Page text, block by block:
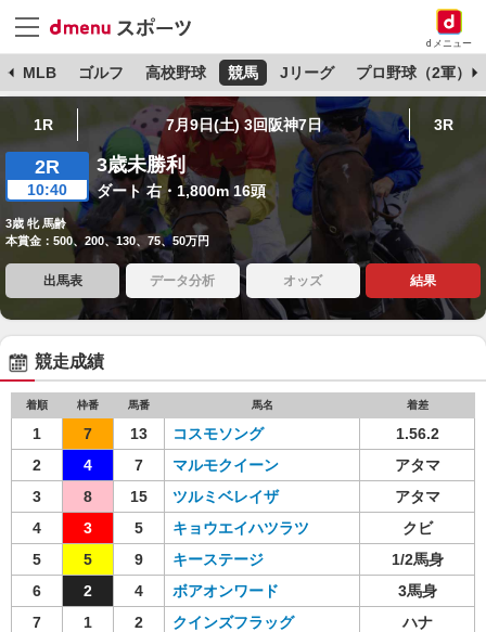
dメニュー
MLB ゴルフ 高校野球 競馬 Jリーグ プロ野球（2軍）
1R 7月9日(土) 3回阪神7日 3R
2R
10:40
3歳未勝利
ダート 右・1,800m 16頭
3歳 牝 馬齢
本賞金：500、200、130、75、50万円
出馬表 データ分析 オッズ 結果
競走成績
着順 枠番 馬番 馬名 着差
1 7 13 コスモソング
1.56.2
2
4 7 マルモクイーン
アタマ
3
8 15 ツルミベレイザ
アタマ
4
3 5 キョウエイハツラツ
クビ
5
5 9 キーステージ
1/2馬身
6
2 4 ボアオンワード
3馬身
7
1 2 クインズフラッグ
ハナ